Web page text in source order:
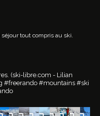
tout compris au ski.
(ski-libre.com - Lilian
#freerando #mountains #ski